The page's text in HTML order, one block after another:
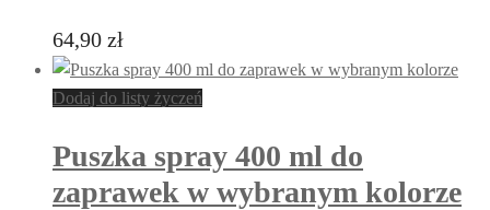
64,90 zł
Dodaj do listy życzeń
Puszka spray 400 ml do
zaprawek w wybranym kolorze